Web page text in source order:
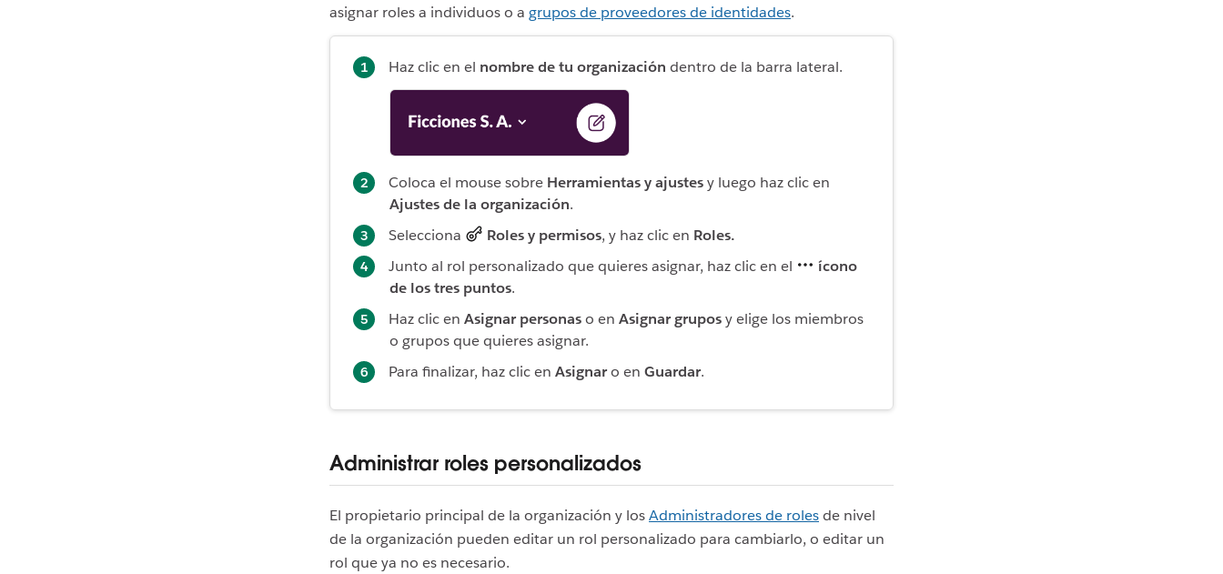
asignar roles a individuos o a grupos de proveedores de identidades.
Haz clic en el nombre de tu organización dentro de la barra lateral.
Coloca el mouse sobre Herramientas y ajustesy luego haz clic en
Ajustes de la organización.
Selecciona
Roles y permisos, y haz clic en Roles.
Junto al rol personalizado que quieres asignar, haz clic en el
ícono
de los tres puntos.
Haz clic en Asignar personaso en Asignar gruposy elige los miembros
o grupos que quieres asignar.
Para finalizar, haz clic en Asignaro en Guardar.
Administrar roles personalizados
El propietario principal de la organización y losAdministradores de rolesde nivel
de la organización pueden editar un rol personalizado para cambiarlo, o editar un
rol que ya no es necesario.